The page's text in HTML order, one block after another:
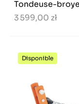
Tondeuse-
3 599,00 zł
Disponible